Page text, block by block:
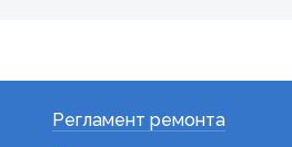
Регламент ремонта